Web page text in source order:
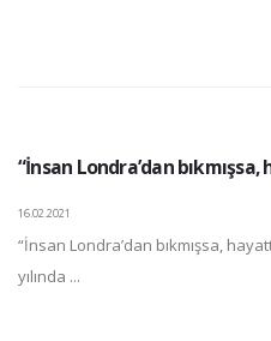
“İnsan Londra’dan
16.02.2021
“İnsan Londra’dan bıkmışsa,
yılında ...